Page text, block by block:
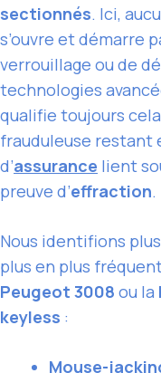
sectionnés. Ici,
s’ouvre et démarre
verrouillage ou de
technologies
qualifie toujours
frauduleuse restant
d’assurance lient
preuve d’effraction.
Nous identifions
plus en plus
Peugeot 3008 ou la
keyless :
Mouse-